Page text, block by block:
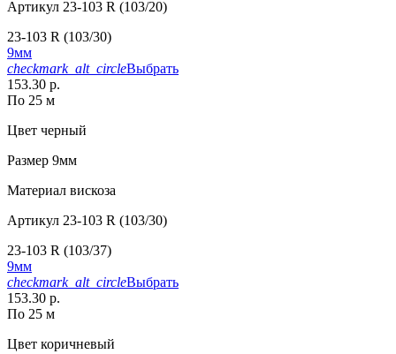
Артикул 23-103 R (103/20)
23-103 R (103/30)
9мм
checkmark_alt_circleВыбрать
153.30 р.
По 25 м
Цвет черный
Размер 9мм
Материал вискоза
Артикул 23-103 R (103/30)
23-103 R (103/37)
9мм
checkmark_alt_circleВыбрать
153.30 р.
По 25 м
Цвет коричневый